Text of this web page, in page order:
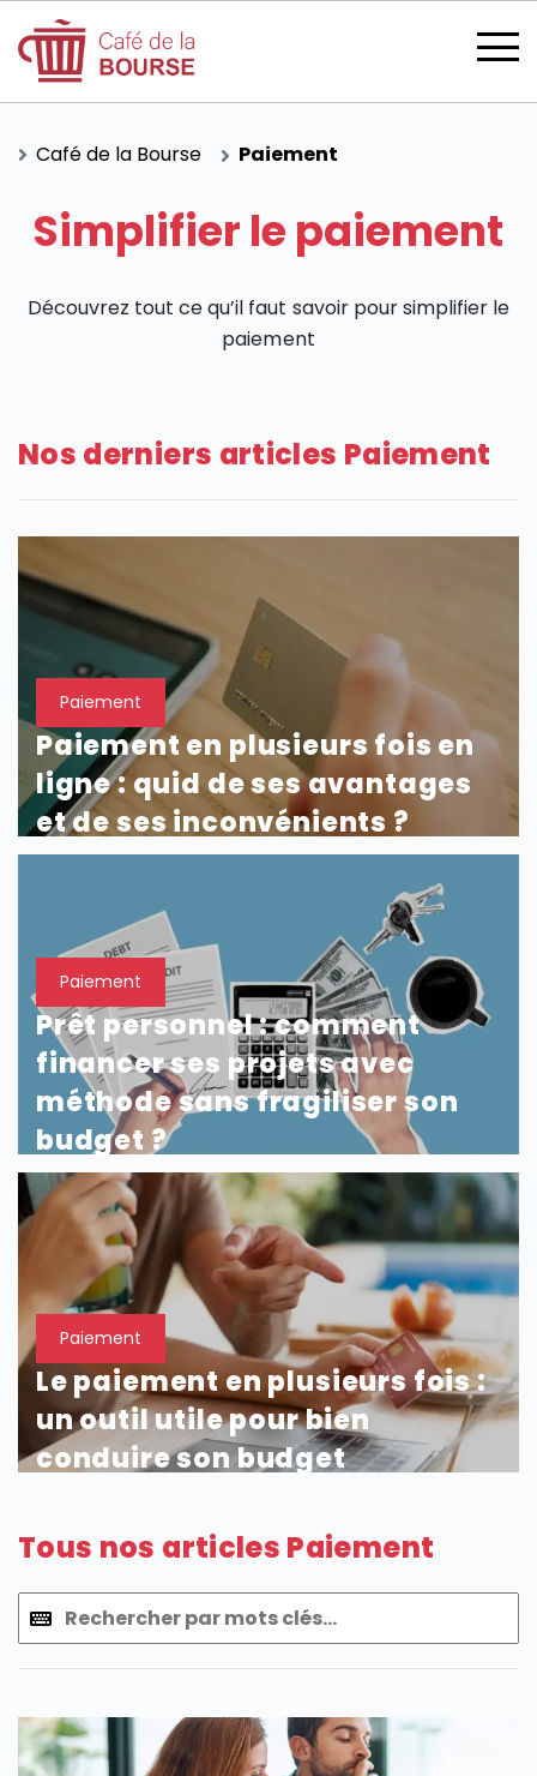
se connecter
devenir membre
CATÉGORIES
SECTIONS
Café de la Bourse Paiement
Simplifier le paiement
Découvrez tout ce qu’il faut savoir pour simplifier le
paiement
Nos derniers articles Paiement
Paiement
Paiement en plusieurs fois en
ligne : quid de ses avantages
et de ses inconvénients ?
Paiement
Prêt personnel : comment
financer ses projets avec
méthode sans fragiliser son
budget ?
Paiement
Le paiement en plusieurs fois :
un outil utile pour bien
conduire son budget
Tous nos articles Paiement